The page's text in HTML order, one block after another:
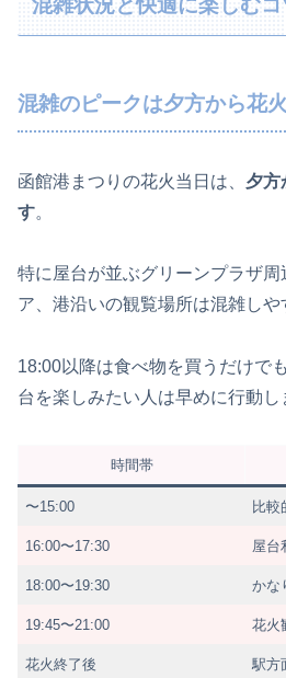
混雑のピークは夕方から花
函館港まつりの花火当日は、 夕方
す。
特に屋台が並ぶグリーンプラザ周
ア、港沿いの観覧場所は混雑しや
18:00以降は食べ物を買うだけで
台を楽しみたい人は早めに行動し
時間帯
〜15:00 比較
16:00〜17:30 屋台
18:00〜19:30 かな
19:45〜21:00 花火
花火終了後 駅方